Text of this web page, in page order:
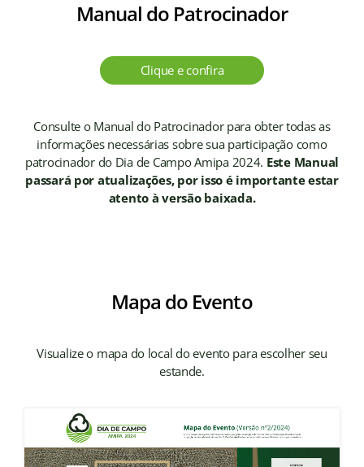
Manual do Patrocinador
Clique e confira
Consulte o Manual do Patrocinador para obter todas as
informações necessárias sobre sua participação como
patrocinador do Dia de Campo Amipa 2024. Este Manual
passará por atualizações, por isso é importante estar
atento à versão baixada.
Mapa do Evento
Visualize o mapa do local do evento para escolher seu
estande.